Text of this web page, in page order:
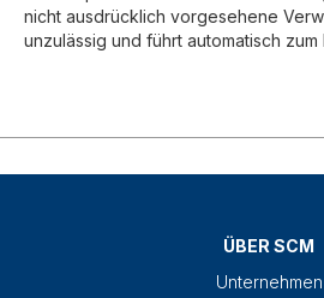
nicht ausdrücklich vorgesehene
unzulässig und führt automatisch
ÜBER SCM
Unternehmen